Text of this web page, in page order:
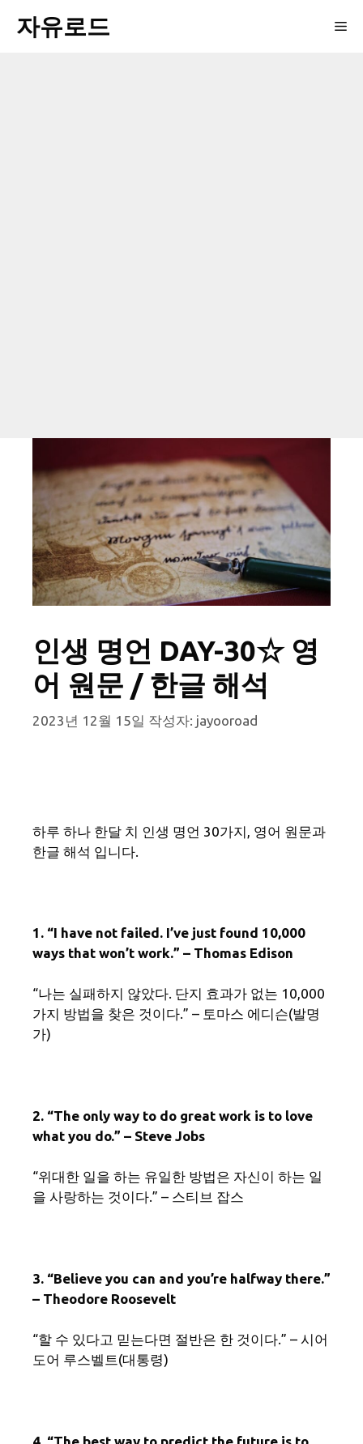
자유로드
인생 명언 DAY-30☆ 영
어 원문 / 한글 해석
2023년 12월 15일 작성자: jayooroad
하루 하나 한달 치 인생 명언 30가지, 영어 원문과
한글 해석 입니다.
1. “I have not failed. I’ve just found 10,000
ways that won’t work.” – Thomas Edison
“나는 실패하지 않았다. 단지 효과가 없는 10,000
가지 방법을 찾은 것이다.” – 토마스 에디슨(발명
가)
2. “The only way to do great work is to love
what you do.” – Steve Jobs
“위대한 일을 하는 유일한 방법은 자신이 하는 일
을 사랑하는 것이다.” – 스티브 잡스
3. “Believe you can and you’re halfway there.”
– Theodore Roosevelt
“할 수 있다고 믿는다면 절반은 한 것이다.” – 시어
도어 루스벨트(대통령)